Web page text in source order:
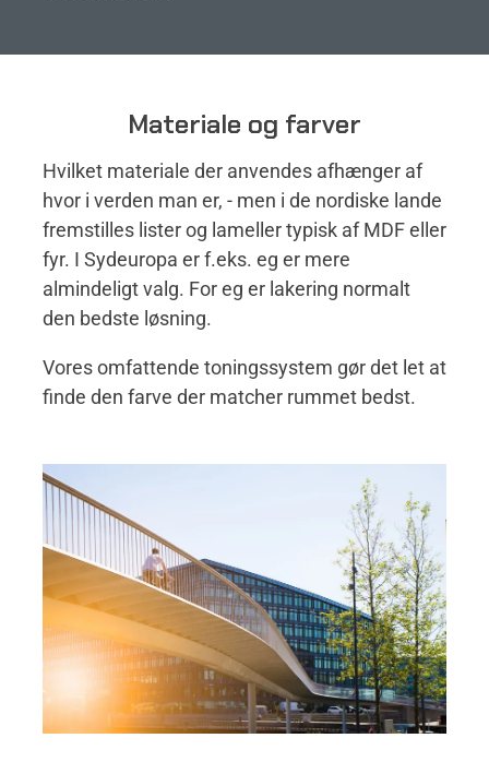
Materiale og farver
Hvilket materiale der anvendes afhænger af
hvor i verden man er, - men i de nordiske lande
fremstilles lister og lameller typisk af MDF eller
fyr. I Sydeuropa er f.eks. eg er mere
almindeligt valg. For eg er lakering normalt
den bedste løsning.
Vores omfattende toningssystem gør det let at
finde den farve der matcher rummet bedst.